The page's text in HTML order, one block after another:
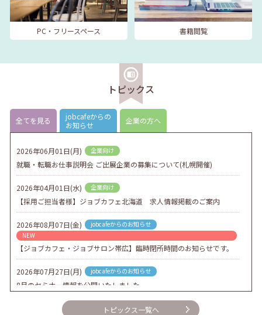
PC・フリースペース 書籍閲覧
トピックス
全てを見る
jobcafeからの
お知らせ
企業の方へ
2026年06月01日(月) 企業向け
就職・転職お仕事説明会 ご出展企業の募集について(札幌開催)
2026年04月01日(水) 企業向け
【採用ご担当者様】ジョブカフェ北海道 求人情報掲載のご案内
2026年08月07日(金)
jobcafeからのお知らせ
NEW
【ジョブカフェ・ジョブサロン帯広】臨時閉所時間のお知らせです。
2026年07月27日(月) jobcafeからのお知らせ
8月のセミナー情報を公開いたしました。
2026年07月01日(水) 企業向けトピックス一覧へ